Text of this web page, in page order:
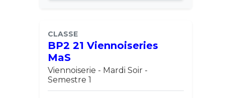
CLASSE
BP2 21 Viennoiseries
MaS
Viennoiserie - Mardi Soir -
Semestre 1